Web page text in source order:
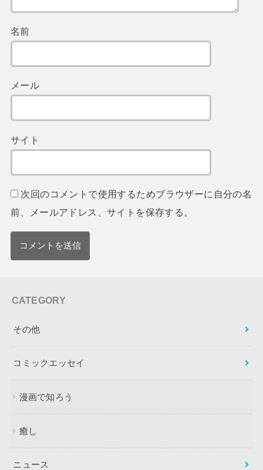
名前
メール
サイト
次回のコメントで使用するためブラウザーに自分の名
前、メールアドレス、サイトを保存する。
CATEGORY
その他
コミックエッセイ
漫画で知ろう
癒し
ニュース